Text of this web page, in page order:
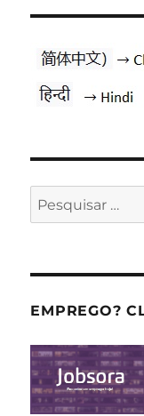
Pesquisar
por:
EMPREGO?